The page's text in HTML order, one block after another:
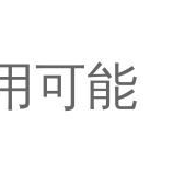
可能